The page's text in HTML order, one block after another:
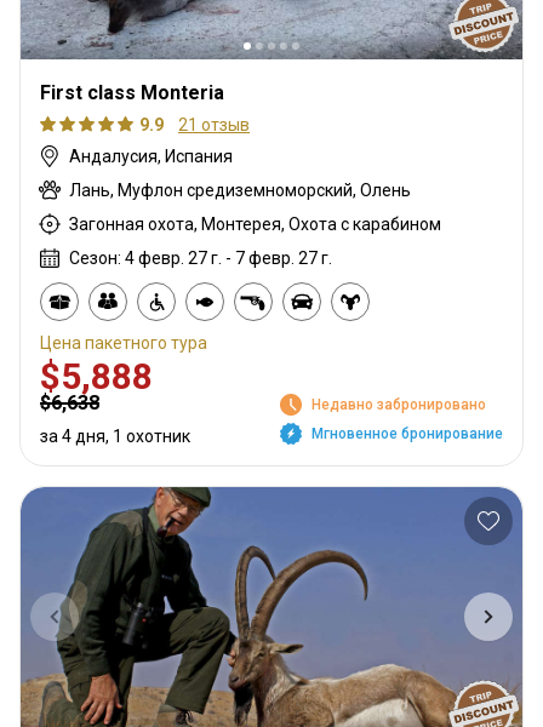
First class Monteria
9.9
21 отзыв
Андалусия, Испания
Лань, Муфлон средиземноморский, Олень
Загонная охота, Монтерея, Охота с карабином
Сезон: 4 февр. 27 г. - 7 февр. 27 г.
Цена пакетного тура
$5,888
$6,638
за 4 дня, 1 охотник
Недавно забронировано
Мгновенное бронирование